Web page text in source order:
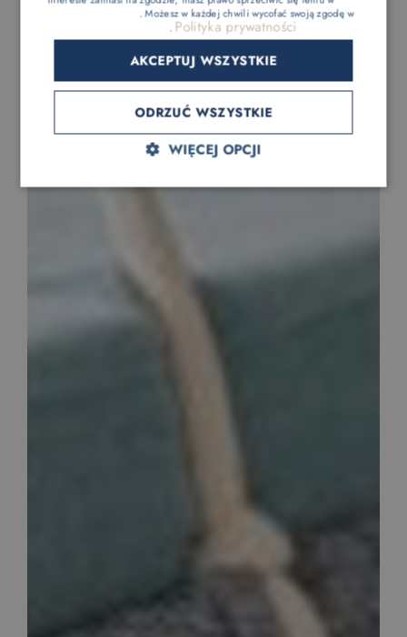
. Możesz w każdej chwili wycofać swoją zgodę w
. Polityka prywatności
AKCEPTUJ WSZYSTKIE
ODRZUĆ WSZYSTKIE
WIĘCEJ OPCJI